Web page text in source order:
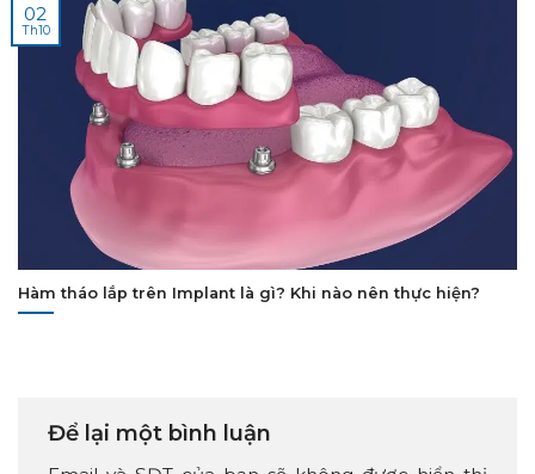
Hàm tháo lắp trên Implant là gì? Khi nào nên thực hiện?
02
Th10
Để lại một bình luận